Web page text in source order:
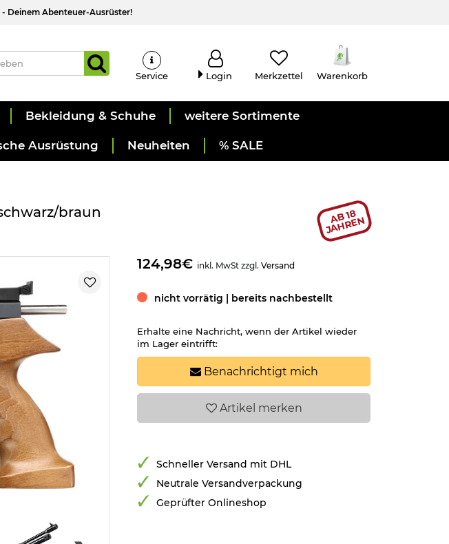
Deinem Abenteuer-Ausrüster!
Service Login Merkzettel Warenkorb
Bekleidung & Schuhe weitere Sortimente
Ausrüstung Neuheiten % SALE
braun AB 18
JAHREN
124,98€ inkl. MwSt zzgl.Versand
nicht vorrätig | bereits nachbestellt
Erhalte eine Nachricht, wenn der Artikel wieder
im Lager eintrifft:
Benachrichtigt mich
Artikel merken
Schneller Versand mit DHL
Neutrale Versandverpackung
Geprüfter Onlineshop